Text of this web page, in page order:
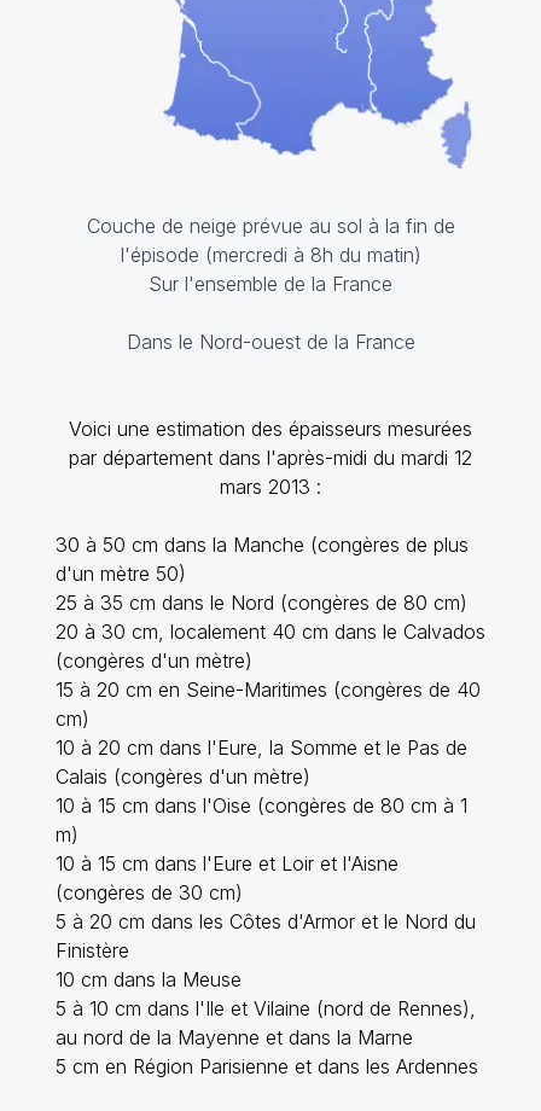
Couche de neige prévue au sol à la fin de
l'épisode (mercredi à 8h du matin)
Sur l'ensemble de la France
Dans le Nord-ouest de la France
Voici une estimation des épaisseurs mesurées
par département dans l'après-midi du mardi 12
mars 2013 :
30 à 50 cm dans la Manche (congères de plus
d'un mètre 50)
25 à 35 cm dans le Nord (congères de 80 cm)
20 à 30 cm, localement 40 cm dans le Calvados
(congères d'un mètre)
15 à 20 cm en Seine-Maritimes (congères de 40
cm)
10 à 20 cm dans l'Eure, la Somme et le Pas de
Calais (congères d'un mètre)
10 à 15 cm dans l'Oise (congères de 80 cm à 1
m)
10 à 15 cm dans l'Eure et Loir et l'Aisne
(congères de 30 cm)
5 à 20 cm dans les Côtes d'Armor et le Nord du
Finistère
10 cm dans la Meuse
5 à 10 cm dans l'Ile et Vilaine (nord de Rennes),
au nord de la Mayenne et dans la Marne
5 cm en Région Parisienne et dans les Ardennes